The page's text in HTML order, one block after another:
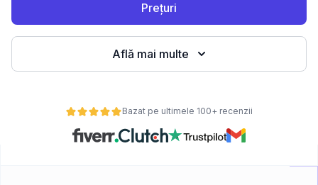
Prețuri
Află mai multe
Bazat pe ultimele 100+ recenzii